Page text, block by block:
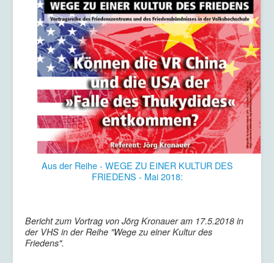
Aus der Reihe - WEGE ZU EINER KULTUR DES
FRIEDENS - Mai 2018:
Bericht zum Vortrag von Jörg Kronauer am 17.5.2018 in
der VHS in der Reihe "Wege zu einer Kultur des
Friedens".